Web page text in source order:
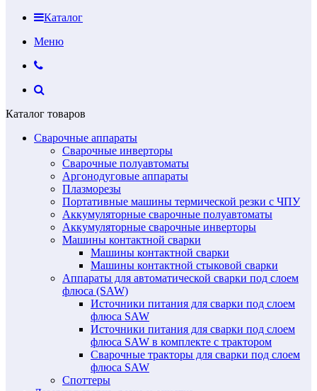
Каталог
Меню
Каталог товаров
Сварочные аппараты
Сварочные инверторы
Сварочные полуавтоматы
Аргонодуговые аппараты
Плазморезы
Портативные машины термической резки с ЧПУ
Аккумуляторные сварочные полуавтоматы
Аккумуляторные сварочные инверторы
Машины контактной сварки
Машины контактной сварки
Машины контактной стыковой сварки
Аппараты для автоматической сварки под слоем
флюса (SAW)
Источники питания для сварки под слоем
флюса SAW
Источники питания для сварки под слоем
флюса SAW в комплекте с трактором
Сварочные тракторы для сварки под слоем
флюса SAW
Споттеры